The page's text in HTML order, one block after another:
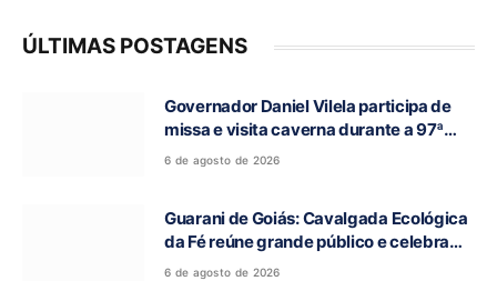
ÚLTIMAS POSTAGENS
Governador Daniel Vilela participa de
missa e visita caverna durante a 97ª
Romaria do Bom Jesus da Lapa de Terra
6 de agosto de 2026
Guarani de Goiás: Cavalgada Ecológica
da Fé reúne grande público e celebra
tradição religiosa
6 de agosto de 2026